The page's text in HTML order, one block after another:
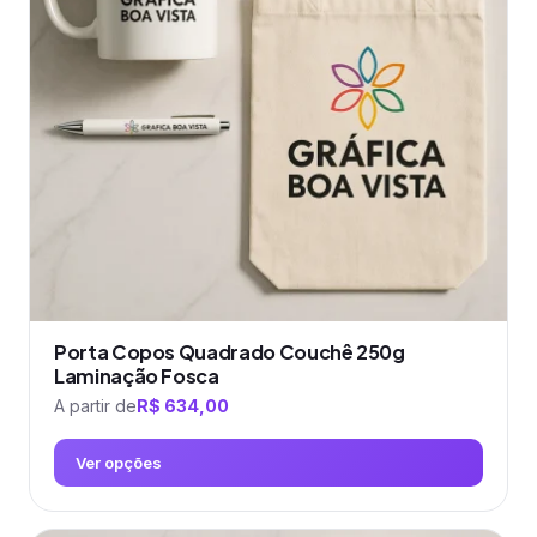
Porta Copos Quadrado Couchê 250g
Laminação Fosca
A partir deR$ 634,00
Ver opções
Este